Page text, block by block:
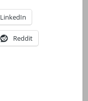
LinkedIn
Reddit